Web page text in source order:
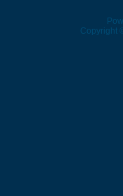
Copyright